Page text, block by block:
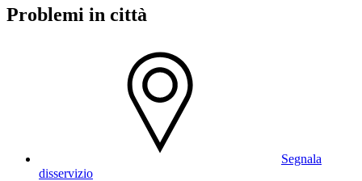
Problemi in città
Segnala
disservizio